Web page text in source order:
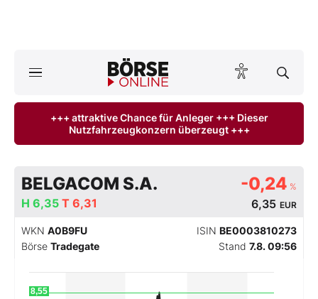
ktuelle Ausgabe BÖRSE ONLINE lesen
Finanz-Check
Abo & Shop
BO-Musterdepots
+++ attraktive Chance für Anleger +++ Dieser
Nutzfahrzeugkonzern überzeugt +++
BELGACOM S.A. -0,24 %
6,35 EUR
H 6,35 T 6,31
WKN A0B9FU ISIN BE0003810273
Börse Tradegate Stand 7.8. 09:56
8,55